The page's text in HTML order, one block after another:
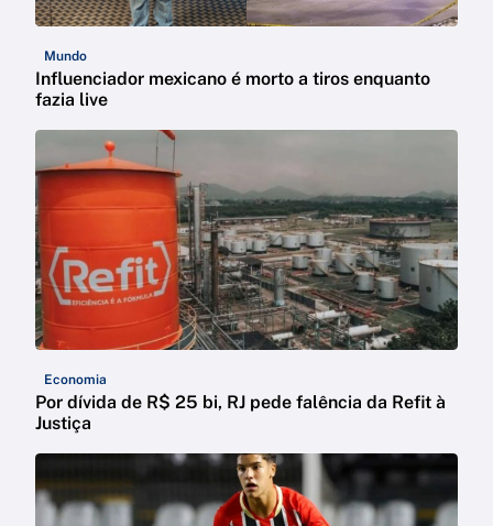
Mundo
Influenciador mexicano é morto a tiros enquanto
fazia live
Economia
Por dívida de R$ 25 bi, RJ pede falência da Refit à
Justiça